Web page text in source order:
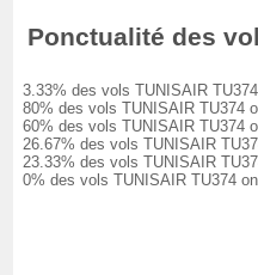
Ponctualité des
3.33% des vols TUNISAIR
80% des vols TUNISAIR TU374
60% des vols TUNISAIR TU374
26.67% des vols TUNISAIR
23.33% des vols TUNISAIR
0% des vols TUNISAIR TU374